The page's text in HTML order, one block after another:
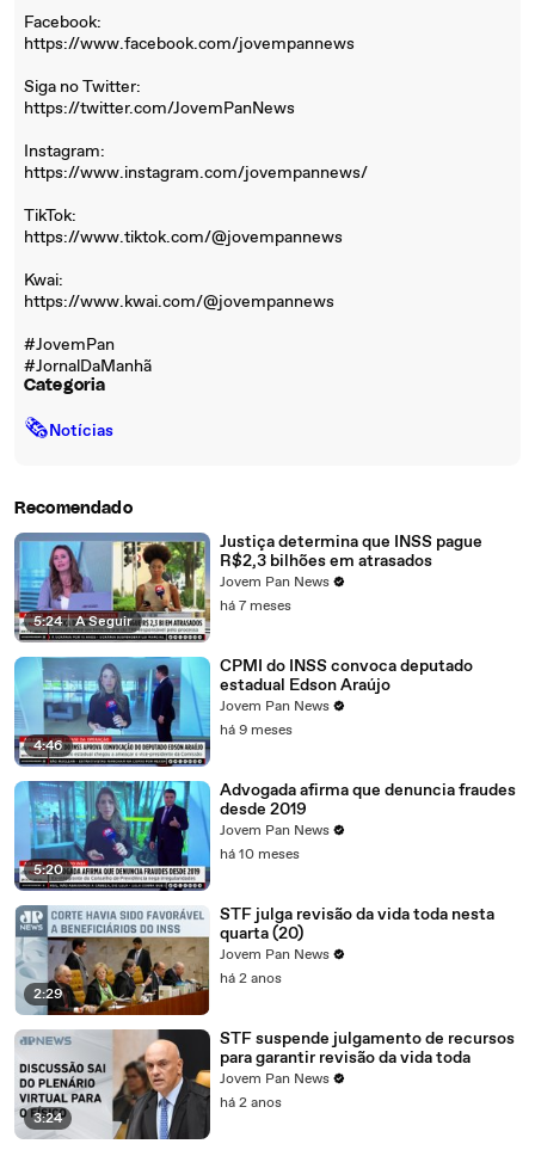
Facebook:
https://www.facebook.com/jovempannews
Siga no Twitter:
https://twitter.com/JovemPanNews
Instagram:
https://www.instagram.com/jovempannews/
TikTok:
https://www.tiktok.com/@jovempannews
Kwai:
https://www.kwai.com/@jovempannews
#JovemPan
#JornalDaManhã
Categoria
🗞Notícias
Recomendado
5:24 | A Seguir
Justiça determina que INSS pague
R$2,3 bilhões em atrasados
Jovem Pan News
há 7 meses
4:46
CPMI do INSS convoca deputado
estadual Edson Araújo
Jovem Pan News
há 9 meses
5:20
Advogada afirma que denuncia fraudes
desde 2019
Jovem Pan News
há 10 meses
2:29
STF julga revisão da vida toda nesta
quarta (20)
Jovem Pan News
há 2 anos
3:24
STF suspende julgamento de recursos
para garantir revisão da vida toda
Jovem Pan News
há 2 anos